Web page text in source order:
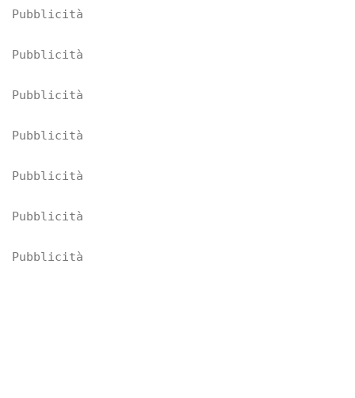
Pubblicità
Pubblicità
Pubblicità
Pubblicità
Pubblicità
Pubblicità
Pubblicità